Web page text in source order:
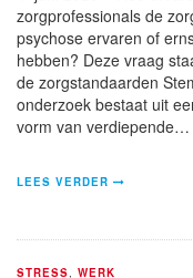
zorgprofessionals de
psychose ervaren of
hebben? Deze vraag
de zorgstandaarden
onderzoek bestaat uit
vorm van verdiepende…
LEES VERDER
STRESS WERK